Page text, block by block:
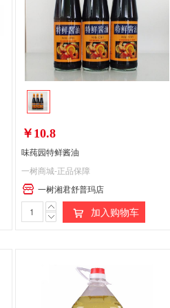
￥10.8
味莼园特鲜酱油
一树商城-正品保障
一树湘君舒普玛店
加入购物车